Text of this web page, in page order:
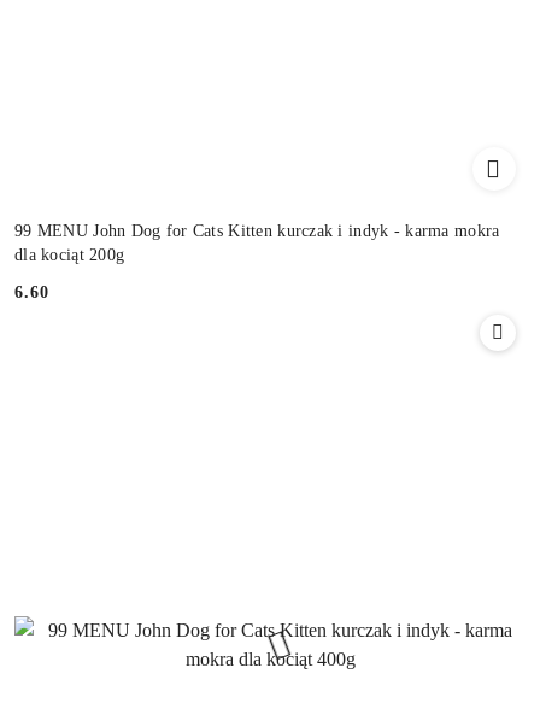
99 MENU John Dog for Cats Kitten kurczak i indyk - karma mokra
dla kociąt 200g
Cena:
6.60